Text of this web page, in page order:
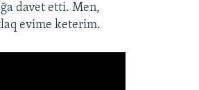
davet etti. Men,
evime keterim.